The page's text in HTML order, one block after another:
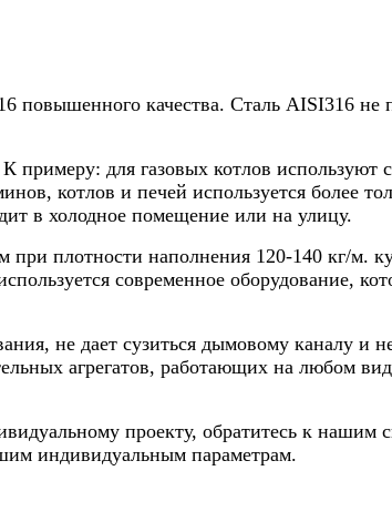
повышенного качества. Сталь AISI316 не
для газовых котлов используют
котлов и печей используется более
в холодное помещение или на улицу.
плотности наполнения 120-140 кг/м.
современное оборудование,
не дает сузиться дымовому каналу и
агрегатов, работающих на любом
проекту, обратитесь к нашим
индивидуальным параметрам.